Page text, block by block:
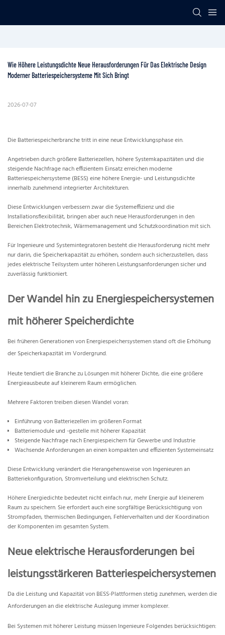
Wie Höhere Leistungsdichte Neue Herausforderungen Für Das Elektrische Design
Moderner Batteriespeichersysteme Mit Sich Bringt
2026-07-07
Die Batteriespeicherbranche tritt in eine neue Entwicklungsphase ein.
Angetrieben durch größere Batteriezellen, höhere Systemkapazitäten und die
steigende Nachfrage nach effizientem Einsatz erreichen moderne
Batteriespeichersysteme (BESS) eine höhere Energie- und Leistungsdichte
innerhalb zunehmend integrierter Architekturen.
Diese Entwicklungen verbessern zwar die Systemeffizienz und die
Installationsflexibilität, bringen aber auch neue Herausforderungen in den
Bereichen Elektrotechnik, Wärmemanagement und Schutzkoordination mit sich.
Für Ingenieure und Systemintegratoren besteht die Herausforderung nicht mehr
nur darin, die Speicherkapazität zu erhöhen, sondern auch sicherzustellen, dass
jedes elektrische Teilsystem unter höheren Leistungsanforderungen sicher und
zuverlässig funktioniert.
Der Wandel hin zu Energiespeichersystemen
mit höherer Speicherdichte
Bei früheren Generationen von Energiespeichersystemen stand oft die Erhöhung
der Speicherkapazität im Vordergrund.
Heute tendiert die Branche zu Lösungen mit höherer Dichte, die eine größere
Energieausbeute auf kleinerem Raum ermöglichen.
Mehrere Faktoren treiben diesen Wandel voran:
Einführung von Batteriezellen im größeren Format
Batteriemodule und -gestelle mit höherer Kapazität
Steigende Nachfrage nach Energiespeichern für Gewerbe und Industrie
Wachsende Anforderungen an einen kompakten und effizienten Systemeinsatz
Diese Entwicklung verändert die Herangehensweise von Ingenieuren an
Batteriekonfiguration, Stromverteilung und elektrischen Schutz.
Höhere Energiedichte bedeutet nicht einfach nur, mehr Energie auf kleinerem
Raum zu speichern. Sie erfordert auch eine sorgfältige Berücksichtigung von
Strompfaden, thermischen Bedingungen, Fehlerverhalten und der Koordination
der Komponenten im gesamten System.
Neue elektrische Herausforderungen bei
leistungsstärkeren Batteriespeichersystemen
Da die Leistung und Kapazität von BESS-Plattformen stetig zunehmen, werden die
Anforderungen an die elektrische Auslegung immer komplexer.
Bei Systemen mit höherer Leistung müssen Ingenieure Folgendes berücksichtigen: